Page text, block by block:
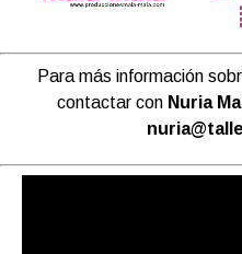
Para más información
contactar con Nuria